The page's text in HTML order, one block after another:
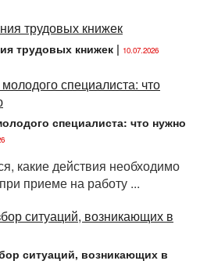
трудовых книжек | 10.07.2026
специалиста: что нужно
какие действия необходимо
приеме на работу ...
ситуаций, возникающих в